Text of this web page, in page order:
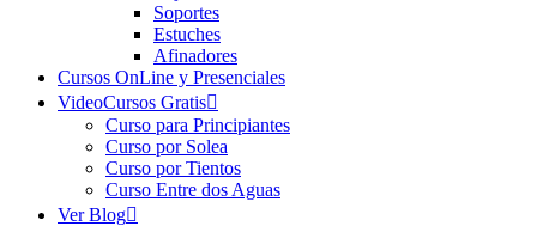
Soportes
Estuches
Afinadores
Cursos OnLine y Presenciales
VideoCursos Gratis
Curso para Principiantes
Curso por Solea
Curso por Tientos
Curso Entre dos Aguas
Ver Blog